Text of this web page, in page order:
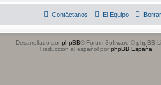
El Equipo
Contáctanos
Desarrollado por phpBB® Forum Software © phpBB
Traducción al español por phpBB España